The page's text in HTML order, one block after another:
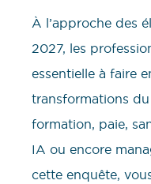
À l’approche des
2027, les
essentielle à faire
transformations
formation, paie,
IA ou encore
cette enquête,